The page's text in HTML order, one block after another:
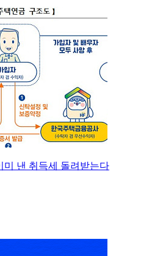
미 낸 취득세 돌려받는다